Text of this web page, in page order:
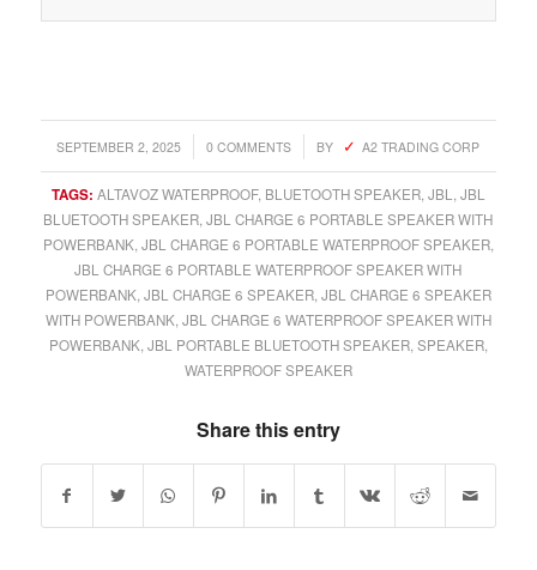
SEPTEMBER 2, 2025
/ 0 COMMENTS
/ BY A2 TRADING CORP
TAGS: ALTAVOZ WATERPROOF, BLUETOOTH SPEAKER, JBL
JBL
BLUETOOTH SPEAKER ,JBL CHARGE 6 PORTABLE SPEAKER WITH
POWERBANK, JBL CHARGE 6 PORTABLE WATERPROOF SPEAKER,
JBL CHARGE 6 PORTABLE WATERPROOF SPEAKER WITH
POWERBANK, JBL CHARGE 6 SPEAKER, JBL CHARGE 6 SPEAKER
WITH POWERBANK, JBL CHARGE 6 WATERPROOF SPEAKER WITH
POWERBANK, JBL PORTABLE BLUETOOTH SPEAKER, SPEAKER,
WATERPROOF SPEAKER
Share this entry